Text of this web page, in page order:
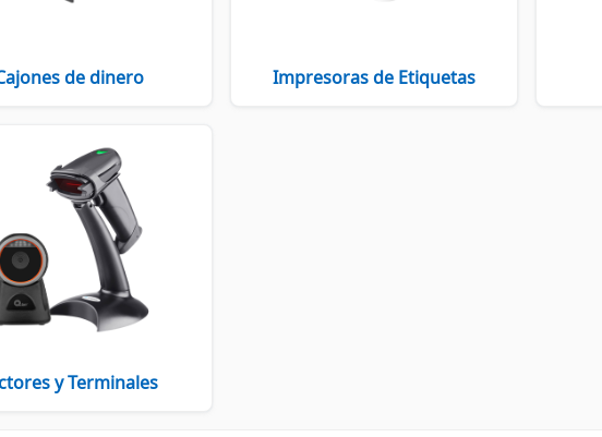
de dinero Impresoras de Etiquetas
y Terminales